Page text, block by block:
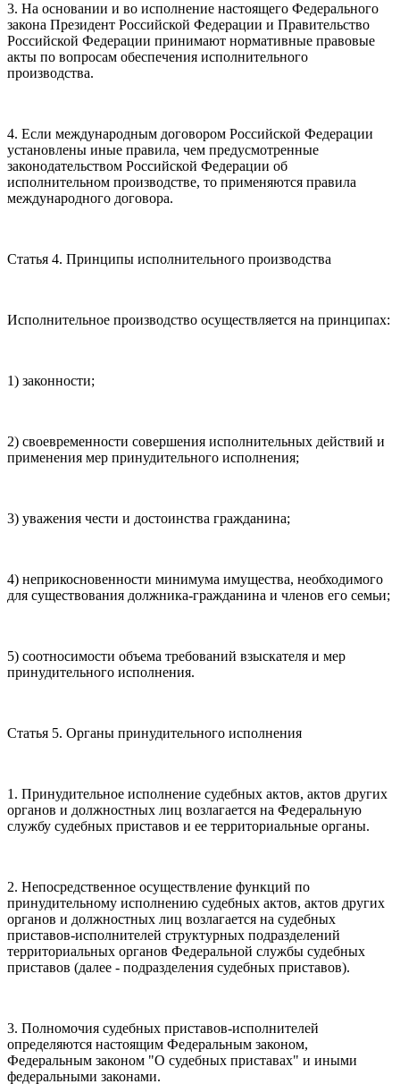
3. На основании и во исполнение настоящего Федерального
закона Президент Российской Федерации и Правительство
Российской Федерации принимают нормативные правовые
акты по вопросам обеспечения исполнительного
производства.
4. Если международным договором Российской Федерации
установлены иные правила, чем предусмотренные
законодательством Российской Федерации об
исполнительном производстве, то применяются правила
международного договора.
Статья 4. Принципы исполнительного производства
Исполнительное производство осуществляется на принципах:
1) законности;
2) своевременности совершения исполнительных действий и
применения мер принудительного исполнения;
3) уважения чести и достоинства гражданина;
4) неприкосновенности минимума имущества, необходимого
для существования должника-гражданина и членов его семьи;
5) соотносимости объема требований взыскателя и мер
принудительного исполнения.
Статья 5. Органы принудительного исполнения
1. Принудительное исполнение судебных актов, актов других
органов и должностных лиц возлагается на Федеральную
службу судебных приставов и ее территориальные органы.
2. Непосредственное осуществление функций по
принудительному исполнению судебных актов, актов других
органов и должностных лиц возлагается на судебных
приставов-исполнителей структурных подразделений
территориальных органов Федеральной службы судебных
приставов (далее - подразделения судебных приставов).
3. Полномочия судебных приставов-исполнителей
определяются настоящим Федеральным законом,
Федеральным законом "О судебных приставах" и иными
федеральными законами.